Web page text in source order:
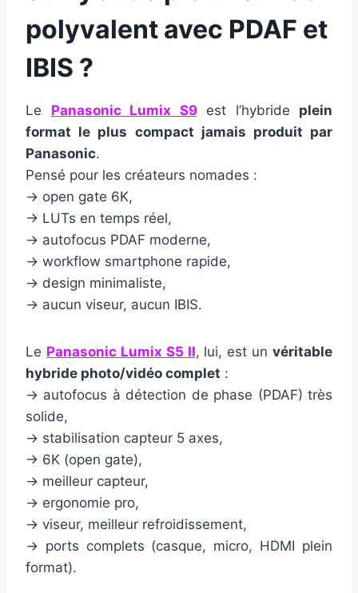
polyvalent avec PDAF et
IBIS ?
Le Panasonic Lumix S9est l’hybride plein
format le plus compact jamais produit par
Panasonic.
Pensé pour les créateurs nomades :
→ open gate 6K,
→ LUTs en temps réel,
→ autofocus PDAF moderne,
→ workflow smartphone rapide,
→ design minimaliste,
→ aucun viseur, aucun IBIS.
Le Panasonic Lumix S5 II, lui, est un véritable
hybride photo/vidéo complet :
→ autofocus à détection de phase (PDAF) très
solide,
→ stabilisation capteur 5 axes,
→ 6K (open gate),
→ meilleur capteur,
→ ergonomie pro,
→ viseur, meilleur refroidissement,
→ ports complets (casque, micro, HDMI plein
format).